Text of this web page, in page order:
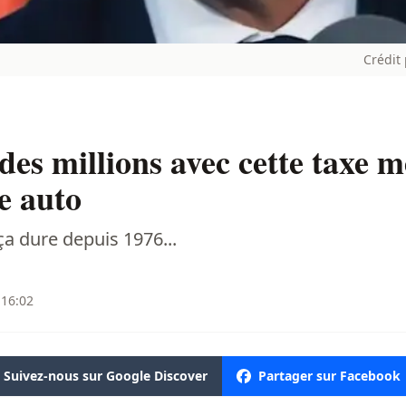
Crédit
millions avec cette taxe
auto
dure depuis 1976...
Suivez-nous sur Google Discover Partager sur Facebook